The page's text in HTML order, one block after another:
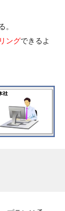
。
ングできるよ